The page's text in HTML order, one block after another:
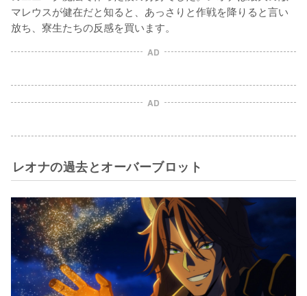
マレウスが健在だと知ると、あっさりと作戦を降りると言い
放ち、寮生たちの反感を買います。
AD
AD
レオナの過去とオーバーブロット